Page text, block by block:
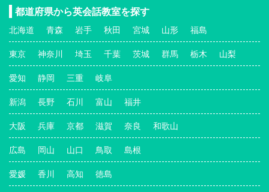
都道府県から英会話教室を探す
北海道 青森 岩手 秋田 宮城 山形 福島
東京 神奈川 埼玉 千葉 茨城 群馬 栃木 山梨
愛知 静岡 三重 岐阜
新潟 長野 石川 富山 福井
大阪 兵庫 京都 滋賀 奈良 和歌山
広島 岡山 山口 鳥取 島根
愛媛 香川 高知 徳島